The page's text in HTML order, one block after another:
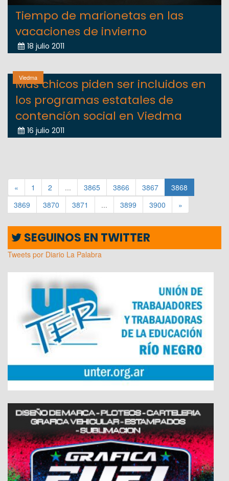
Tiempo de marionetas en las
vacaciones de invierno
18 julio 2011
Viedma
Más chicos piden ser incluidos en
los programas estatales de
contención social en Viedma
16 julio 2011
« 1 2 ... 3865 3866 3867
3868
3869
3870 3871 ... 3899 3900 »
SEGUINOS EN TWITTER
Tweets por Diario La Palabra